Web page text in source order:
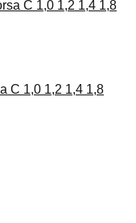
C 1,0 1,2 1,4 1,8